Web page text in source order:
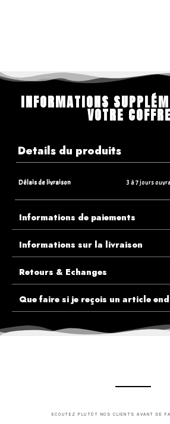
INFORMATIONS
VOTRE
Details du produits
Délais de livraison 3 à 7 jours
Informations de paiements
Informations sur la livraison
Retours & Echanges
Que faire si je reçois un article
ECOUTEZ PLUTÔT NOS CLIENTS AVANT DE